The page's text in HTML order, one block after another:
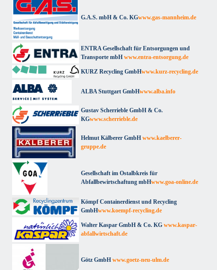
G.A.S. mbH & Co. KGwww.gas-mannheim.de
ENTRA Gesellschaft für Entsorgungen und
Transporte mbH www.entra-entsorgung.de
KURZ Recycling GmbHwww.kurz-recycling.de
ALBA Stuttgart GmbHwww.alba.info
Gustav Scherrieble GmbH & Co.
KGwww.scherrieble.de
Helmut Kälberer GmbH www.kaelberer-
gruppe.de
Gesellschaft im Ostalbkreis für
Abfallbewirtschaftung mbHwww.goa-online.de
Kömpf Containerdienst und Recycling
GmbHwww.koempf-recycling.de
Walter Kaspar GmbH & Co. KG www.kaspar-
abfallwirtschaft.de
Götz GmbH www.goetz-neu-ulm.de